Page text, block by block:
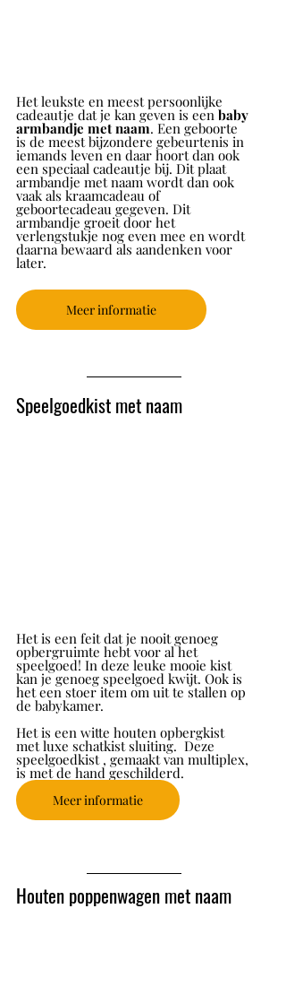
Het leukste en meest persoonlijke
cadeautje dat je kan geven is een baby
armbandje met naam. Een geboorte
is de meest bijzondere gebeurtenis in
iemands leven en daar hoort dan ook
een speciaal cadeautje bij. Dit plaat
armbandje met naam wordt dan ook
vaak als kraamcadeau of
geboortecadeau gegeven. Dit
armbandje groeit door het
verlengstukje nog even mee en wordt
daarna bewaard als aandenken voor
later.
Meer informatie
Speelgoedkist met naam
Het is een feit dat je nooit genoeg
opbergruimte hebt voor al het
speelgoed! In deze leuke mooie kist
kan je genoeg speelgoed kwijt. Ook is
het een stoer item om uit te stallen op
de babykamer.
Het is een witte houten opbergkist
met luxe schatkist sluiting.  Deze
speelgoedkist , gemaakt van multiplex,
is met de hand geschilderd.
Meer informatie
Houten poppenwagen met naam